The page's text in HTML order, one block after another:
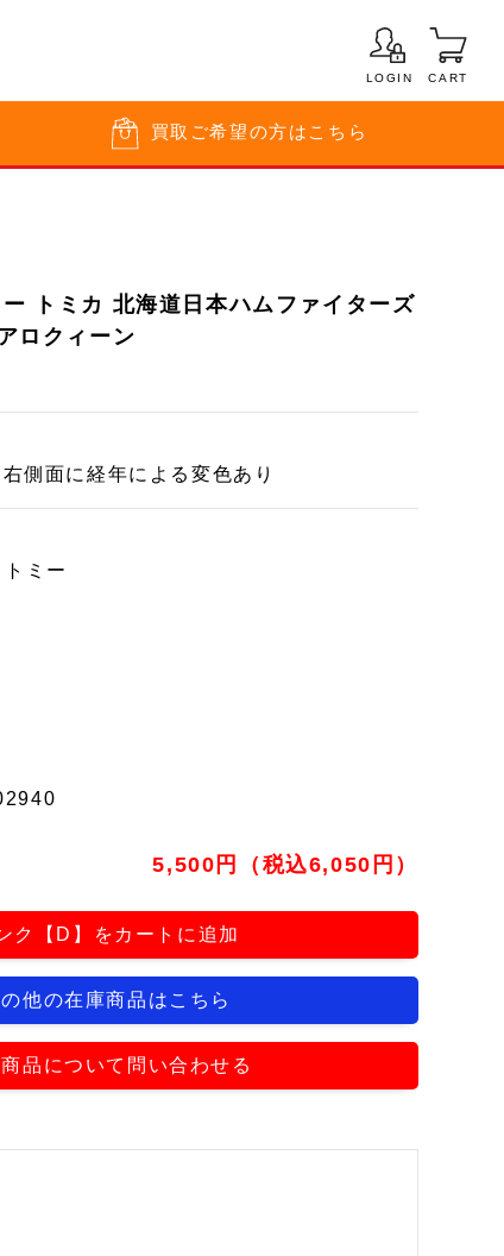
LOGIN CART
買取 ご希望の方はこちら
ー トミカ 北海道日本ハムファイターズ
ロクィーン
側面に経年による変色あり
トミー
5,500円（税込6,050円）
ク【D】をカートに追加
他の在庫商品はこちら
品について問い合わせる